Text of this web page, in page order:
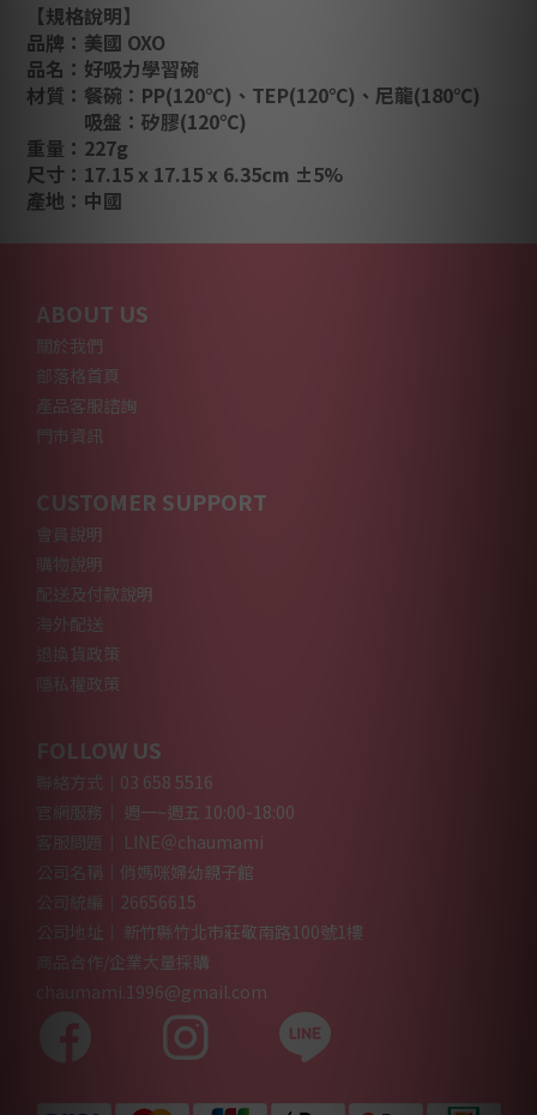
【規格說明】
品牌：美國 OXO
品名： 好吸力學習碗
材質：餐碗：PP(120℃)、TEP(120℃)、尼龍(180℃)
吸盤：矽膠(120℃)
重量：227g
尺寸：17.15 x 17.15 x 6.35cm ±5%
產地：中國
ABOUT US
關於我們
部落格首頁
產品客服諮詢
門市資訊
CUSTOMER SUPPORT
會員說明
購物說明
配送及付款說明
海外配送
退換貨政策
隱私權政策
FOLLOW US
聯絡方式｜03 658 5516
官網服務｜ 週一~週五 10:00-18:00
客服問題｜ LINE＠chaumami
公司名稱｜俏媽咪婦幼親子館
公司統編｜26656615
公司地址｜ 新竹縣竹北市莊敬南路100號1樓
商品合作/企業大量採購
chaumami.1996@gmail.com